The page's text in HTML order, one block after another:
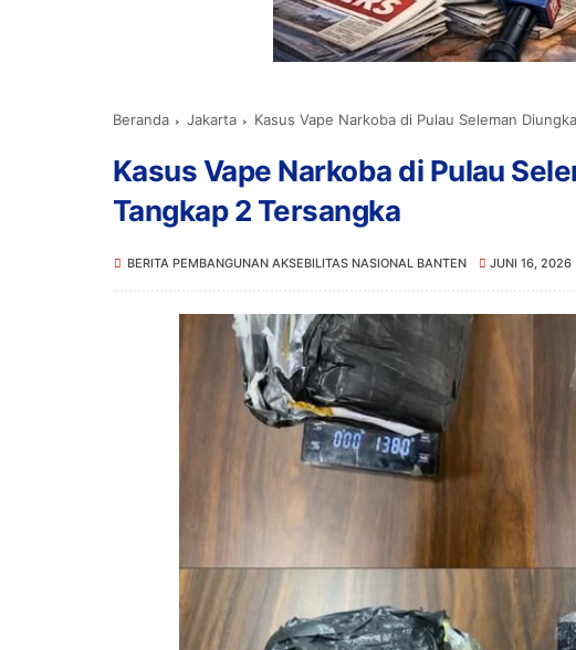
Beranda Jakarta Kasus Vape Narkoba di Pulau Seleman
Kasus Vape Narkoba di Pulau
Tangkap 2 Tersangka
BERITA PEMBANGUNAN AKSEBILITAS NASIONAL BANTEN JUNI 16, 2026